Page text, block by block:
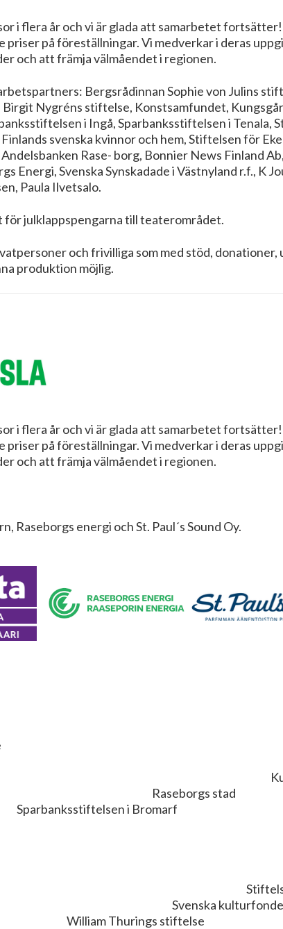
i flera år och vi är glada att samarbetet
på föreställningar. Vi medverkar i deras
och att främja välmåendet i regionen.
Bergsrådinnan Sophie von Julins
Nygréns stiftelse, Konstsamfundet,
i Ingå, Sparbanksstiftelsen i Tenala,
svenska kvinnor och hem, Stiftelsen för
Rase- borg, Bonnier News Finland
Energi, Svenska Synskadade i Västnyland r.f., K
Paula Ilvetsalo.
julklappspengarna till teaterområdet.
och frivilliga som med stöd, donationer,
produktion möjlig.
i flera år och vi är glada att samarbetet
på föreställningar. Vi medverkar i deras
och att främja välmåendet i regionen.
Raseborgs energi och St. Paul´s Sound Oy.
von Julins Stiftelse
i Bromarf
i Tenala
Renlunds minne
fond Stiftelsen till
hem Svenska
stiftelse